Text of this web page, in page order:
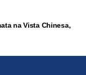
na Vista Chinesa,